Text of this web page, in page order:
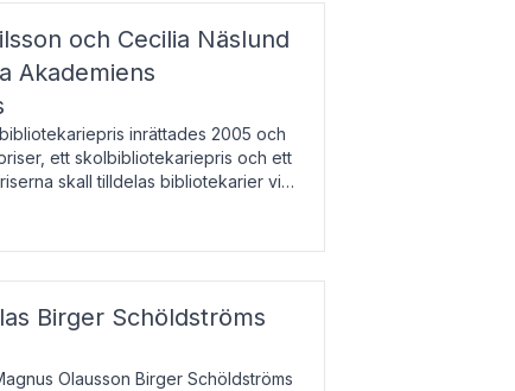
och Cecilia Näslund
Akademiens
inrättades 2005 och
ett skolbibliotekariepris och ett
skall tilldelas bibliotekarier vid
som gjort värdefull
Birger Schöldströms
Olausson Birger Schöldströms